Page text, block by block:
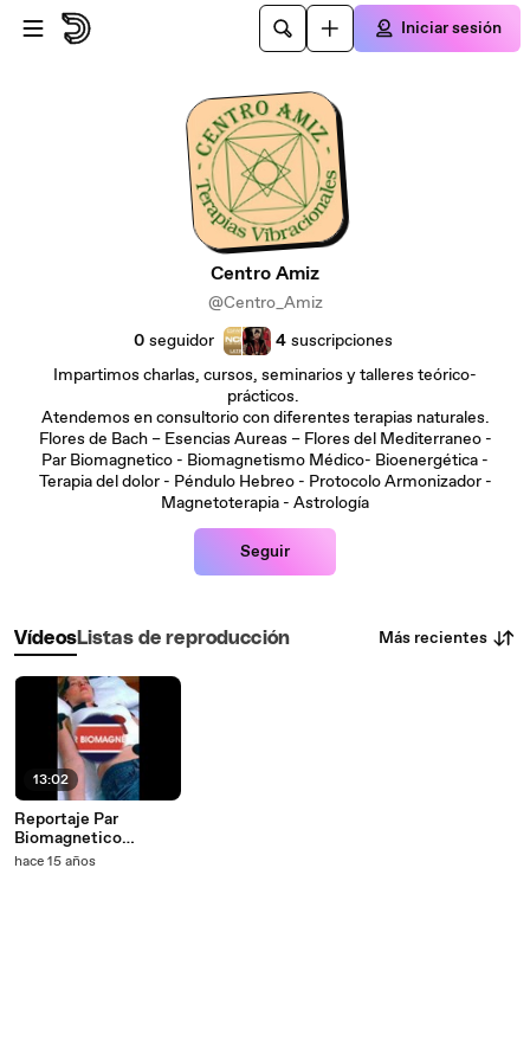
Saltar al contenido principal
Iniciar sesión
Centro Amiz
@Centro_Amiz
0 seguidor 4 suscripciones
Impartimos charlas, cursos, seminarios y talleres teórico-
prácticos.
Atendemos en consultorio con diferentes terapias naturales.
Flores de Bach – Esencias Aureas – Flores del Mediterraneo -
Par Biomagnetico - Biomagnetismo Médico- Bioenergética -
Terapia del dolor - Péndulo Hebreo - Protocolo Armonizador -
Magnetoterapia - Astrología
Seguir
VídeosListas de reproducción Más recientes
13:02
Reportaje Par
Biomagnetico
Biomagnetismo
hace 15 años